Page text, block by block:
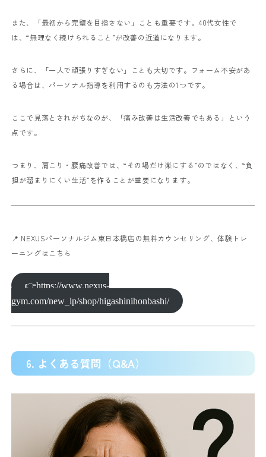
また、「最初から完璧を目指さない」ことも重要です。40代女性で
は、“無理なく続けられること”が改善の近道になります。
さらに、「一人で頑張りすぎない」ことも大切です。フォーム不安があ
る場合は、パーソナル指導を利用するのも方法の1つです。
ここで見落とされがちなのが、「痛み改善は生活改善でもある」という
点です。
つまり、肩こり・腰痛改善では、“その場だけ楽にする”のではなく、“負
担が溜まりにくい生活”を作ることが重要になります。
📍 NEXUSパーソナルジム東日本橋店の無料カウンセリング、体験トレ
ーニングはこちら
👉https://www.nexus-
gym.com/new_lp/shop/higashinihonbashi/
6. よくある質問（Q&A）